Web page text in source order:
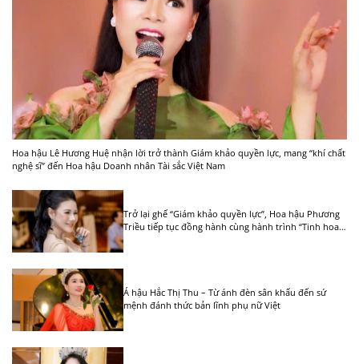
Hoa hậu Lê Hương Huệ nhận lời trở thành Giám khảo quyền lực, mang “khí chất
nghệ sĩ” đến Hoa hậu Doanh nhân Tài sắc Việt Nam
Trở lại ghế “Giám khảo quyền lực”, Hoa hậu Phương
Triều tiếp tục đồng hành cùng hành trình “Tinh hoa
Á hậu Hắc Thị Thu – Từ ánh đèn sân khấu đến sứ
mệnh đánh thức bản lĩnh phụ nữ Việt